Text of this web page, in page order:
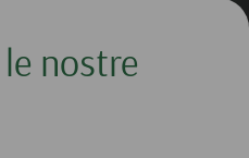
nostre